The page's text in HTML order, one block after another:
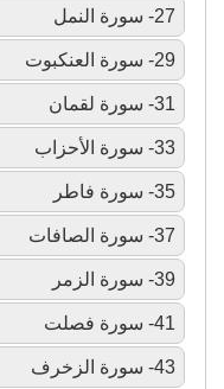
27- سورة النمل
29- سورة العنكبوت
31- سورة لقمان
33- سورة الأحزاب
35- سورة فاطر
37- سورة الصافات
39- سورة الزمر
41- سورة فصلت
43- سورة الزخرف